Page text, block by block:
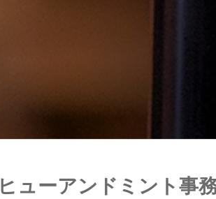
ヒューアンドミント事